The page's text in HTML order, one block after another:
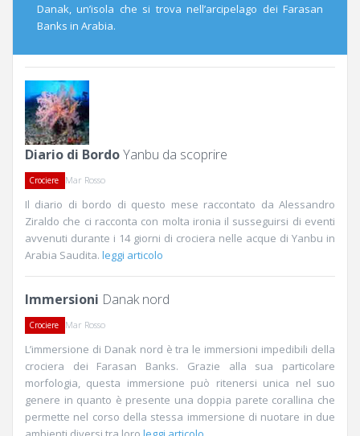
Danak, un’isola che si trova nell’arcipelago dei Farasan
Banks in Arabia.
Diario di BordoYanbu da scoprire
Crociere Mar Rosso
Il diario di bordo di questo mese raccontato da Alessandro
Ziraldo che ci racconta con molta ironia il susseguirsi di eventi
avvenuti durante i 14 giorni di crociera nelle acque di Yanbu in
Arabia Saudita. leggi articolo
Immersioni Danak nord
Crociere Mar Rosso
L’immersione di Danak nord è tra le immersioni impedibili della
crociera dei Farasan Banks. Grazie alla sua particolare
morfologia, questa immersione può ritenersi unica nel suo
genere in quanto è presente una doppia parete corallina che
permette nel corso della stessa immersione di nuotare in due